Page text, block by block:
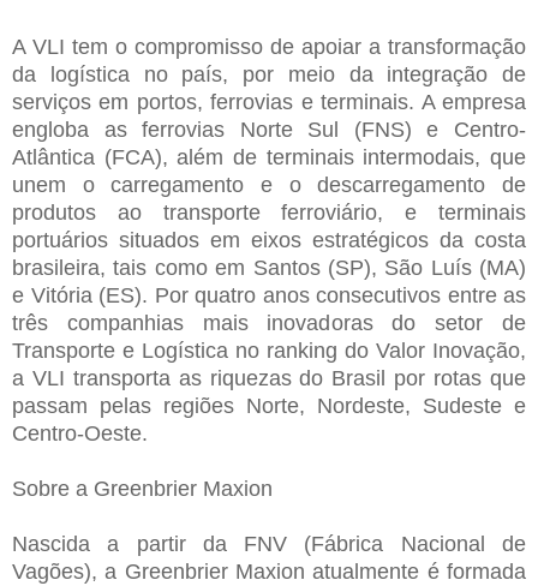
A VLI tem o compromisso de apoiar a transformação
da logística no país, por meio da integração de
serviços em portos, ferrovias e terminais. A empresa
engloba as ferrovias Norte Sul (FNS) e Centro-
Atlântica (FCA), além de terminais intermodais, que
unem o carregamento e o descarregamento de
produtos ao transporte ferroviário, e terminais
portuários situados em eixos estratégicos da costa
brasileira, tais como em Santos (SP), São Luís (MA)
e Vitória (ES). Por quatro anos consecutivos entre as
três companhias mais inovadoras do setor de
Transporte e Logística no ranking do Valor Inovação,
a VLI transporta as riquezas do Brasil por rotas que
passam pelas regiões Norte, Nordeste, Sudeste e
Centro-Oeste.
Sobre a Greenbrier Maxion
Nascida a partir da FNV (Fábrica Nacional de
Vagões), a Greenbrier Maxion atualmente é formada